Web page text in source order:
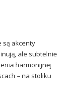
są akcenty
ale subtelnie
harmonijnej
– na stoliku